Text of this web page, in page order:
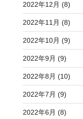
2022年12月 (8)
2022年11月 (8)
2022年10月 (9)
2022年9月 (9)
2022年8月 (10)
2022年7月 (9)
2022年6月 (8)